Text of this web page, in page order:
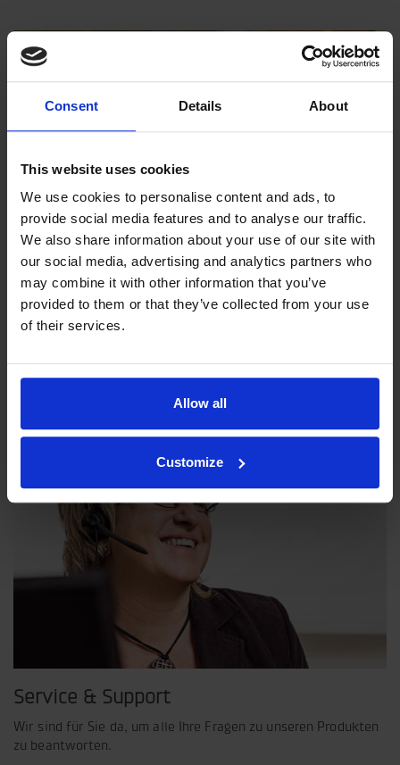
Consent Details About
This website uses cookies
We use cookies to personalise content and ads, to
provide social media features and to analyse our traffic.
We also share information about your use of our site with
our social media, advertising and analytics partners who
may combine it with other information that you’ve
provided to them or that they’ve collected from your use
of their services.
Allow all
Customize
Unsere Philosophie
abgibt, wie unsere Tätigkeit betrieben werden soll.
Service & Support
Wir sind für Sie da, um alle Ihre Fragen zu unseren Produkten
zu beantworten.